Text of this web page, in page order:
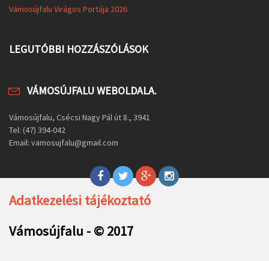
Vámosújfalu Virágos Portája 2026
LEGUTÓBBI HOZZÁSZÓLÁSOK
VÁMOSÚJFALU WEBOLDALA.
Vámosújfalu, Csécsi Nagy Pál út 8., 3941
Tel: (47) 394-042
Email: vamosujfalu@gmail.com
Adatkezelési tájékoztató
Vámosújfalu - © 2017